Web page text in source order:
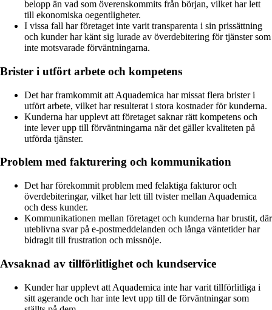
belopp än vad som överenskommits från början, vilket har lett
till ekonomiska oegentligheter.
I vissa fall har företaget inte varit transparenta i sin prissättning
och kunder har känt sig lurade av överdebitering för tjänster som
inte motsvarade förväntningarna.
Brister i utfört arbete och kompetens
Det har framkommit att Aquademica har missat flera brister i
utfört arbete, vilket har resulterat i stora kostnader för kunderna.
Kunderna har upplevt att företaget saknar rätt kompetens och
inte lever upp till förväntningarna när det gäller kvaliteten på
utförda tjänster.
Problem med fakturering och kommunikation
Det har förekommit problem med felaktiga fakturor och
överdebiteringar, vilket har lett till tvister mellan Aquademica
och dess kunder.
Kommunikationen mellan företaget och kunderna har brustit, där
uteblivna svar på e-postmeddelanden och långa väntetider har
bidragit till frustration och missnöje.
Avsaknad av tillförlitlighet och kundservice
Kunder har upplevt att Aquademica inte har varit tillförlitliga i
sitt agerande och har inte levt upp till de förväntningar som